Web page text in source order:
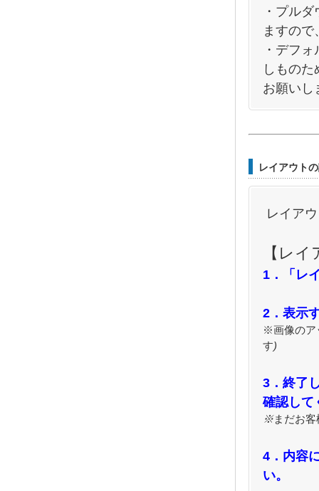
・プル
ますの
・デフ
しもの
お願いし
レイアウト
レイア
【レ
1．「レ
2．表示
※画像の
す)
3．終了
確認して
※まだお客
4．内容
い。